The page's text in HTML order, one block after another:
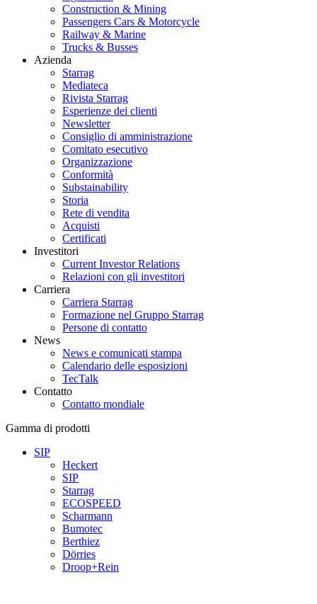
Construction & Mining
Passengers Cars & Motorcycle
Railway & Marine
Trucks & Busses
Azienda
Starrag
Mediateca
Rivista Starrag
Esperienze dei clienti
Newsletter
Consiglio di amministrazione
Comitato esecutivo
Organizzazione
Conformità
Substainability
Storia
Rete di vendita
Acquisti
Certificati
Investitori
Current Investor Relations
Relazioni con gli investitori
Carriera
Carriera Starrag
Formazione nel Gruppo Starrag
Persone di contatto
News
News e comunicati stampa
Calendario delle esposizioni
TecTalk
Contatto
Contatto mondiale
Gamma di prodotti
SIP
Heckert
SIP
Starrag
ECOSPEED
Scharmann
Bumotec
Berthiez
Dörries
Droop+Rein